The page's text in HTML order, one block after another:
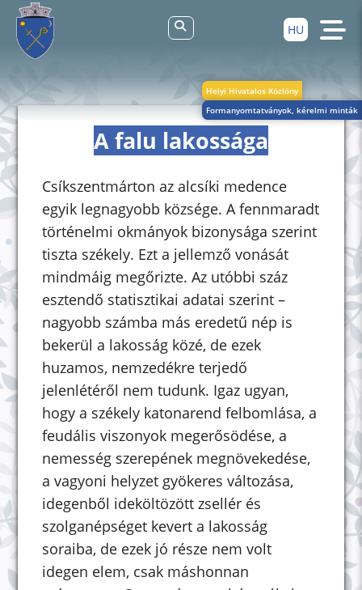
HU
Helyi Hivatalos Közlöny
Formanyomtatványok, kérelmi minták
A falu lakossága
Csíkszentmárton az alcsíki medence
egyik legnagyobb községe. A fennmaradt
történelmi okmányok bizonysága szerint
tiszta székely. Ezt a jellemző vonását
mindmáig megőrizte. Az utóbbi száz
esztendő statisztikai adatai szerint –
nagyobb számba más eredetű nép is
bekerül a lakosság közé, de ezek
huzamos, nemzedékre terjedő
jelenlétéről nem tudunk. Igaz ugyan,
hogy a székely katonarend felbomlása, a
feudális viszonyok megerősödése, a
nemesség szerepének megnövekedése,
a vagyoni helyzet gyökeres változása,
idegenből ideköltözött zsellér és
szolganépséget kevert a lakosság
soraiba, de ezek jó része nem volt
idegen elem, csak máshonnan